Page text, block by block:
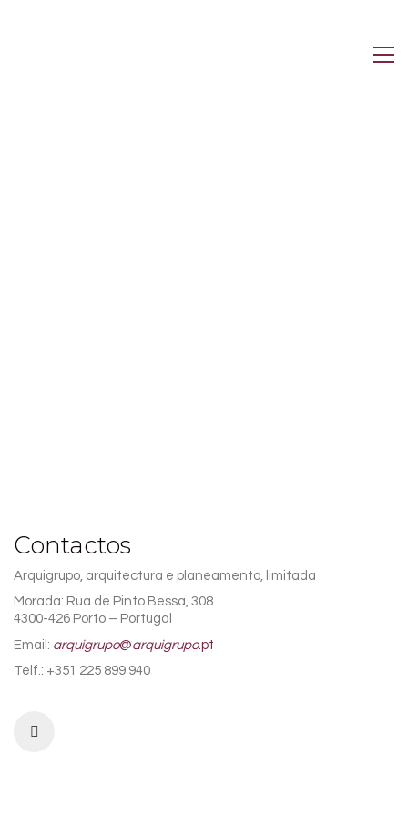
Contactos
Arquigrupo, arquitectura e planeamento, limitada
Morada: Rua de Pinto Bessa, 308
4300-426 Porto – Portugal
Email: arquigrupo@arquigrupo.pt
Telf.: +351 225 899 940